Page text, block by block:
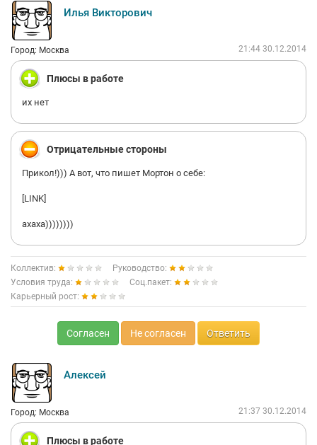
Илья Викторович
Город: Москва 21:44 30.12.2014
Плюсы в работе
их нет
Отрицательные стороны
Прикол!))) А вот, что пишет Мортон о себе:
[LINK]
ахаха))))))))
Коллектив:
Руководство:
Условия труда:
Соц.пакет:
Карьерный рост:
Согласен Не согласен Ответить
Алексей
Город: Москва 21:37 30.12.2014
Плюсы в работе